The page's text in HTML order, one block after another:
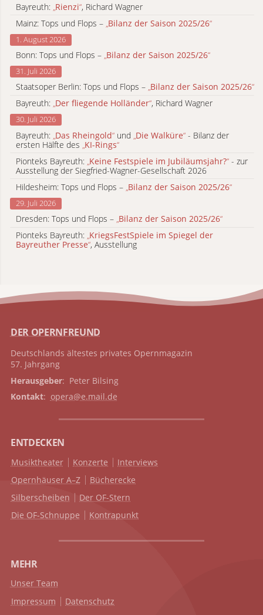
Bayreuth: Rienzi“, Richard Wagner
Mainz: Tops und Flops – „Bilanz der Saison 2025/26“
1. August 2026
Bonn: Tops und Flops – „Bilanz der Saison 2025/26“
31. Juli 2026
Staatsoper Berlin: Tops und Flops – „Bilanz der Saison 2025/26“
Bayreuth: „Der fliegende Holländer“, Richard Wagner
30. Juli 2026
Bayreuth: Das Rheingold“ und Die Walküre“ - Bilanz der
ersten Hälfte des KI-Rings“
Pionteks Bayreuth: „Keine Festspiele im Jubiläumsjahr?“ - zur
Ausstellung der Siegfried-Wagner-Gesellschaft 2026
Hildesheim: Tops und Flops – „Bilanz der Saison 2025/26“
29. Juli 2026
Dresden: Tops und Flops – „Bilanz der Saison 2025/26“
Pionteks Bayreuth: „KriegsFestSpiele im Spiegel der
Bayreuther Presse“, Ausstellung
DER OPERNFREUND
Deutschlands ältestes privates Opernmagazin
57. Jahrgang
Herausgeber: Peter Bilsing
Kontakt: opera@e.mail.de
ENTDECKEN
Musiktheater Konzerte
Interviews
Opernhäuser A–Z
Bücherecke
Silberscheiben
Der OF-Stern
Die OF-Schnuppe
Kontrapunkt
MEHR
Unser Team
Impressum
Datenschutz